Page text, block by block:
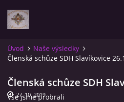
AKTUALITY
ÚVOD
Úvod
Naše výsledky
Členská schůze SDH Slavíkovice
Členská schůze SDH
Vše jsme probrali
27. 10. 2019